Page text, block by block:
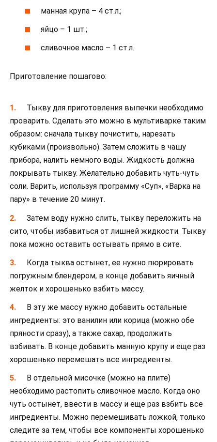
манная крупа – 4 ст.л.;
яйцо – 1 шт.;
сливочное масло – 1 ст.л.
Приготовление пошагово:
Тыкву для приготовления выпечки необходимо
проварить. Сделать это можно в мультиварке таким
образом: сначала тыкву почистить, нарезать
кубиками (произвольно). Затем сложить в чашу
прибора, налить немного воды. Жидкость должна
покрывать тыкву. Желательно добавить чуть-чуть
соли. Варить, используя программу «Суп», «Варка на
пару» в течение 20 минут.
Затем воду нужно слить, тыкву переложить на
сито, чтобы избавиться от лишней жидкости. Тыкву
пока можно оставить остывать прямо в сите.
Когда тыква остынет, ее нужно пюрировать
погружным блендером, в конце добавить яичный
желток и хорошенько взбить массу.
В эту же массу нужно добавить остальные
ингредиенты: это ванилин или корица (можно обе
пряности сразу), а также сахар, продолжить
взбивать. В конце добавить манную крупу и еще раз
хорошенько перемешать все ингредиенты.
В отдельной мисочке (можно на плите)
необходимо растопить сливочное масло. Когда оно
чуть остынет, ввести в массу и еще раз взбить все
ингредиенты. Можно перемешивать ложкой, только
следите за тем, чтобы все компоненты хорошенько